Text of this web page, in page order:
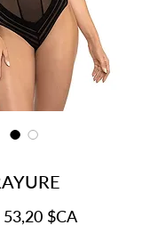
original
53,20 $CAPrix